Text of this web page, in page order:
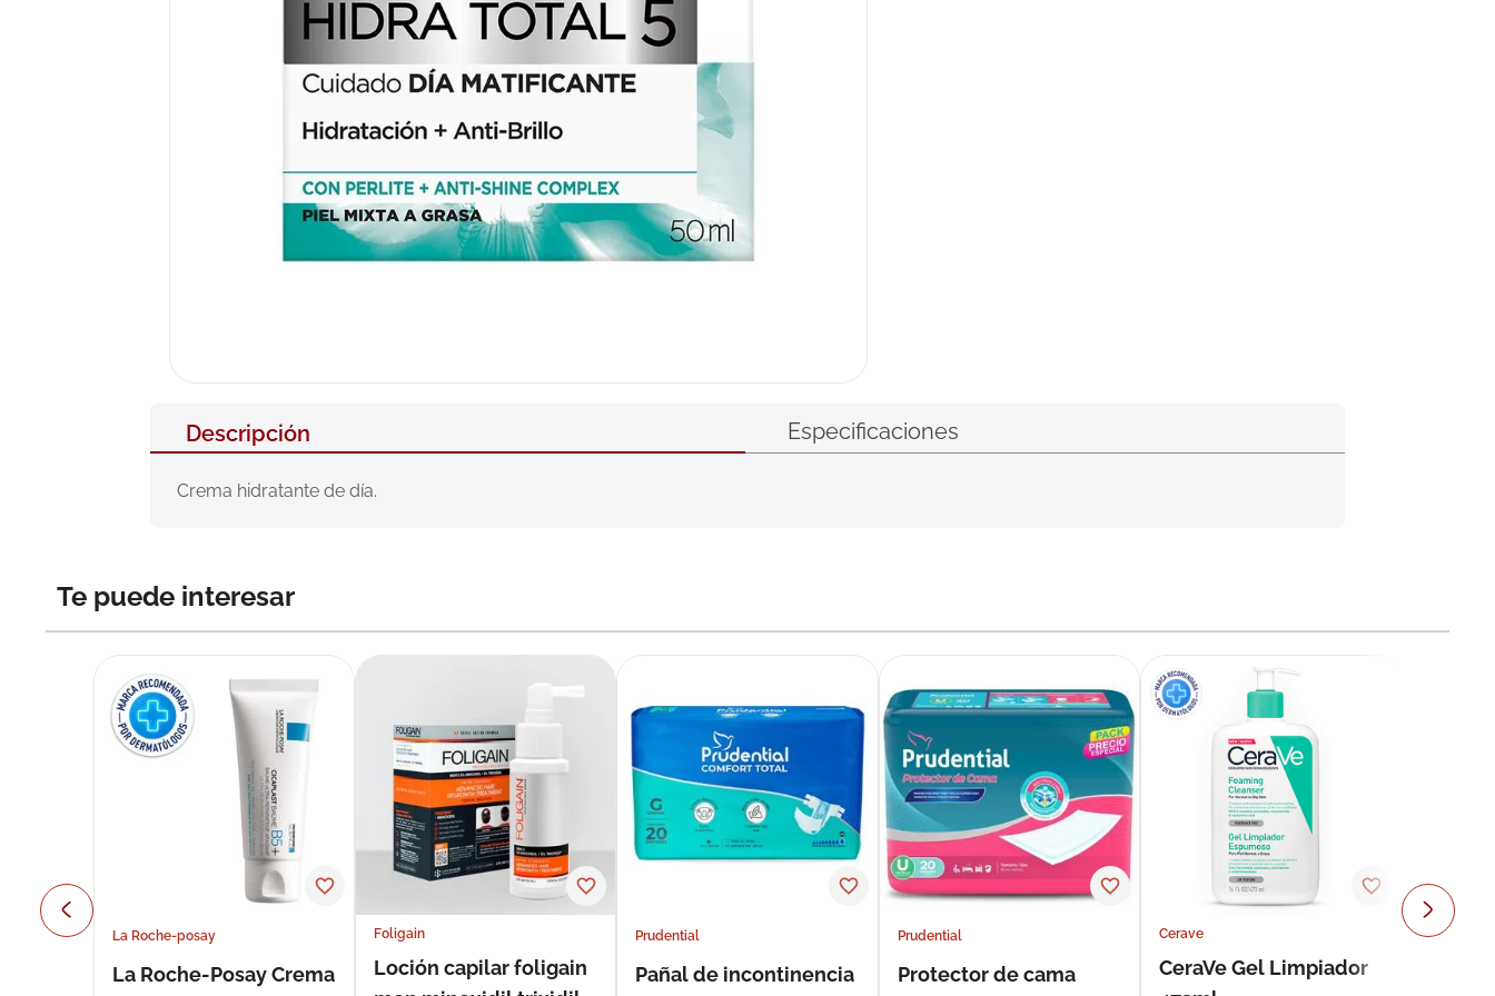
Descripción Especificaciones
Crema hidratante de día.
Te puede interesar
La Roche-posay
La Roche-Posay Crema
Foligain
Loción capilar foligain
Prudential
Pañal de incontinencia
Prudential
Protector de cama
Cerave
CeraVe Gel Limpiador
10 pañales